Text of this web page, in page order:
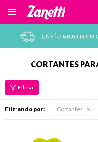

CORTANTES
Filtrando por: Cortantes